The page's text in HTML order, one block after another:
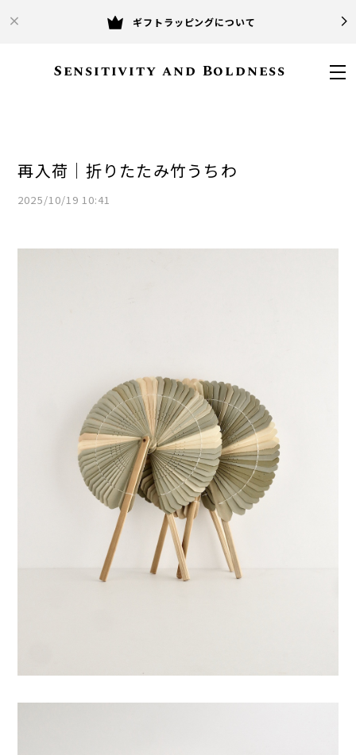
ギフトラッピングについて
Sensitivity and Boldness
再入荷｜折りたたみ竹うちわ
2025/10/19 10:41